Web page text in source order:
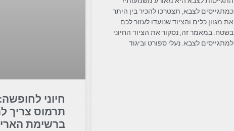
כמתגייסים לצבא, תצטרכו להכיר בין היתר
את מגוון כלים והציוד שנועדו לעזור לכם
בשטח. במאמר זה, נסקור את הציוד החיוני
למתגייסים לצבא. נעלי ספורט וביגוד
חיוני
תרמוס צריך
ברשימת